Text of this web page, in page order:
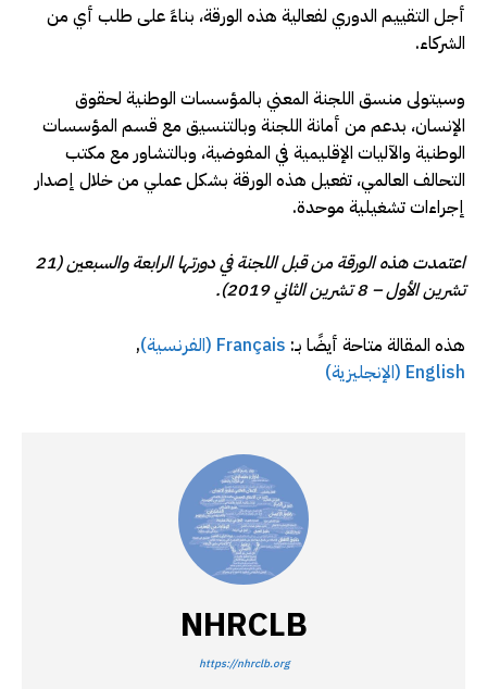
أجل التقييم الدوري لفعالية هذه الورقة، بناءً على طلب أي من
الشركاء.
وسيتولى منسق اللجنة المعني بالمؤسسات الوطنية لحقوق
الإنسان، بدعم من أمانة اللجنة وبالتنسيق مع قسم المؤسسات
الوطنية والآليات الإقليمية في المفوضية، وبالتشاور مع مكتب
التحالف العالمي، تفعيل هذه الورقة بشكل عملي من خلال إصدار
إجراءات تشغيلية موحدة.
اعتمدت هذه الورقة من قبل اللجنة في دورتها الرابعة والسبعين (21
تشرين الأول – 8 تشرين الثاني 2019).
هذه المقالة متاحة أيضًا بـ: Français
(الفرنسية)
English
(الإنجليزية)
NHRCLB
https://nhrclb.org